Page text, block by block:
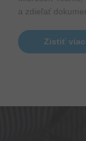
a zdieľať
Zistiť viac